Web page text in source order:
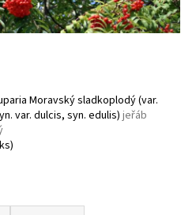
Moravský sladkoplodý (var.
var. dulcis, syn. edulis) jeřáb